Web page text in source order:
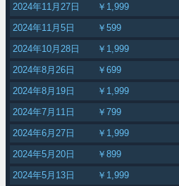
2024年11月27日
￥1,999
2024年11月5日
￥599
2024年10月28日
￥1,999
2024年8月26日
￥699
2024年8月19日
￥1,999
2024年7月11日
￥799
2024年6月27日
￥1,999
2024年5月20日
￥899
2024年5月13日
￥1,999